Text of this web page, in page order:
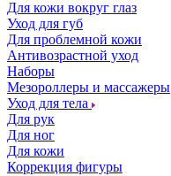
Для кожи вокруг глаз
Уход для губ
Для проблемной кожи
Антивозрастной уход
Наборы
Мезороллеры и массажеры
Уход для тела
Для рук
Для ног
Для кожи
Коррекция фигуры